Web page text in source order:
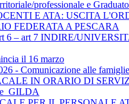
professionale e
E ATA: USCITA
FEDERATA A PESCARA
– art 7 INDIRE/
il 16 marzo
- Comunicazione alle famiglie
IN ORARIO DI